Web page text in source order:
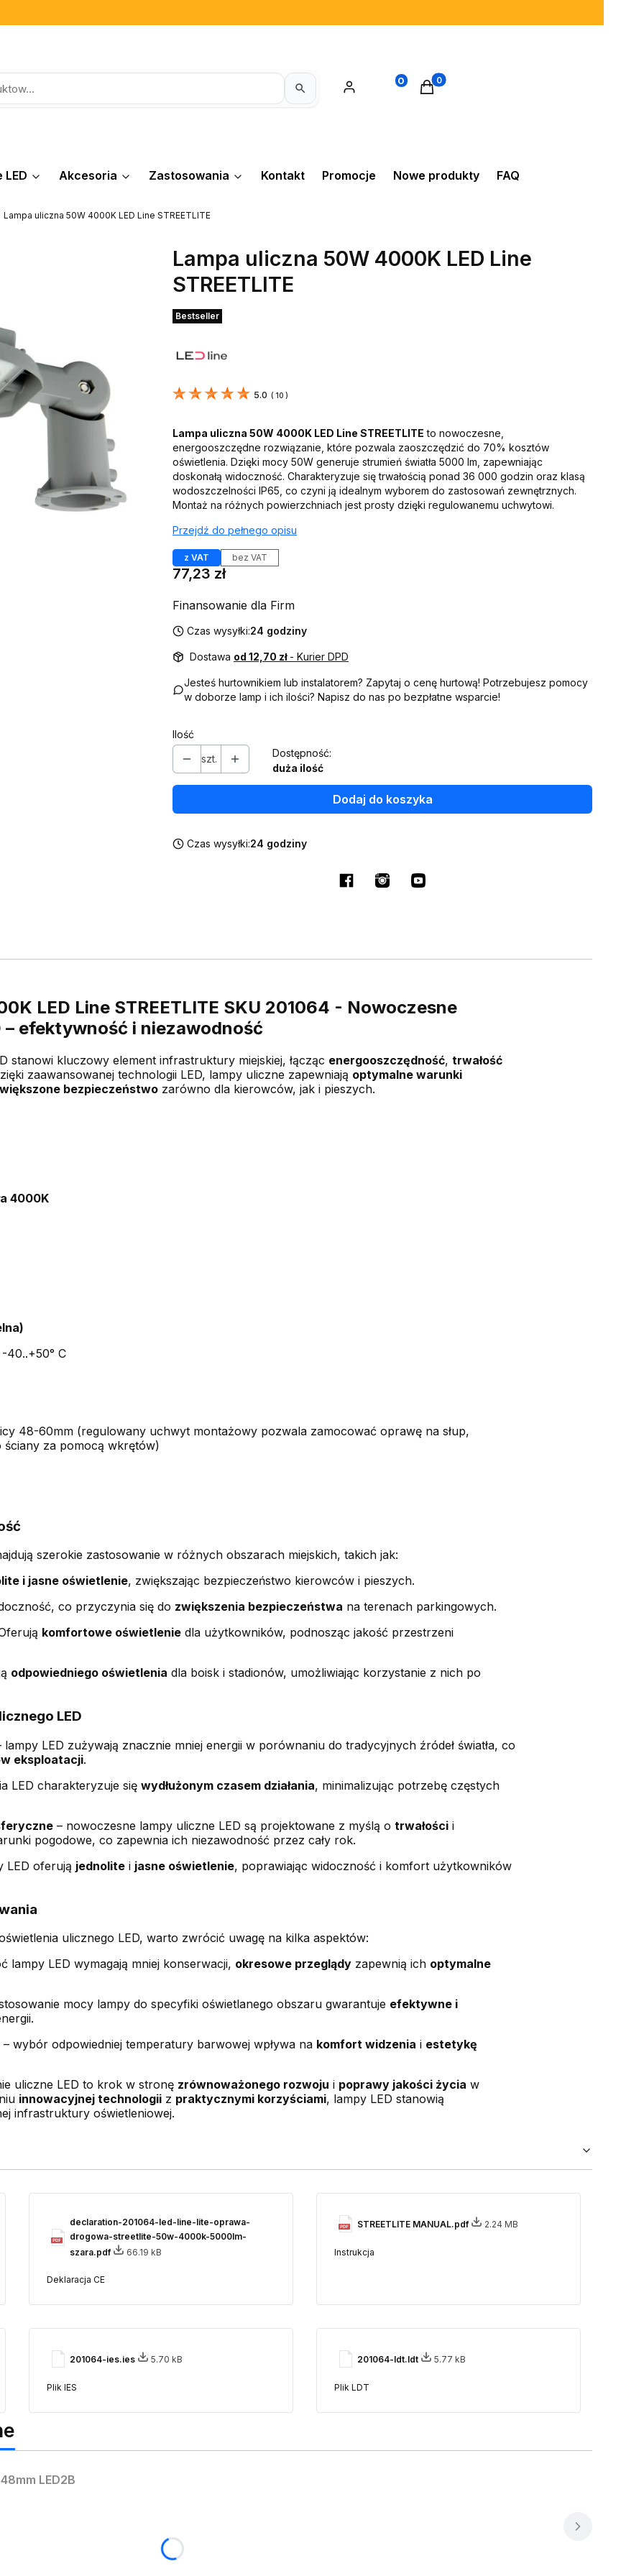
0 Produkty w koszyku: 0. Zobacz
Akcesoria Zastosowania Kontakt Promocje Nowe produkty FAQ
Lampa uliczna 50W 4000K LED Line STREETLITE
Lampa uliczna 50W 4000K LED Line
STREETLITE
Etykiety
Bestseller
5.0 ( 10 )
Lampa uliczna 50W 4000K LED Line STREETLITE to nowoczesne,
energooszczędne rozwiązanie, które pozwala zaoszczędzić do 70% kosztów
oświetlenia. Dzięki mocy 50W generuje strumień światła 5000 lm, zapewniając
doskonałą widoczność. Charakteryzuje się trwałością ponad 36 000 godzin oraz klasą
wodoszczelności IP65, co czyni ją idealnym wyborem do zastosowań zewnętrznych.
Montaż na różnych powierzchniach jest prosty dzięki regulowanemu uchwytowi.
Przejdź do pełnego opisu
z VAT bez VAT
Cena
77,23 zł
Finansowanie dla Firm
Czas wysyłki:24 godziny
Dostawa od 12,70 zł - Kurier DPD
Jesteś hurtownikiem lub instalatorem? Zapytaj o cenę hurtową! Potrzebujesz pomocy
w doborze lamp i ich ilości? Napisz do nas po bezpłatne wsparcie!
Ilość
szt.
Dostępność:
duża ilość
Dodaj do koszyka
Czas wysyłki:24 godziny
LED Line STREETLITE SKU 201064 - Nowoczesne
efektywność i niezawodność
stanowi kluczowy element infrastruktury miejskiej, łącząc energooszczędność, trwałość
zaawansowanej technologii LED, lampy uliczne zapewniają optymalne warunki
bezpieczeństwozarówno dla kierowców, jak i pieszych.
4000K
40..+50° C
48-60mm (regulowany uchwyt montażowy pozwala zamocować oprawę na słup,
za pomocą wkrętów)
szerokie zastosowanie w różnych obszarach miejskich, takich jak:
i jasne oświetlenie, zwiększając bezpieczeństwo kierowców i pieszych.
co przyczynia się do zwiększenia bezpieczeństwa na terenach parkingowych.
komfortowe oświetleniedla użytkowników, podnosząc jakość przestrzeni
odpowiedniego oświetlenia dla boisk i stadionów, umożliwiając korzystanie z nich po
LED
LED zużywają znacznie mniej energii w porównaniu do tradycyjnych źródeł światła, co
eksploatacji.
LED charakteryzuje się wydłużonym czasem działania, minimalizując potrzebę częstych
– nowoczesne lampy uliczne LED są projektowane z myślą o trwałościi
pogodowe, co zapewnia ich niezawodność przez cały rok.
LED oferują jednolitei jasne oświetlenie, poprawiając widoczność i komfort użytkowników
ulicznego LED, warto zwrócić uwagę na kilka aspektów:
lampy LED wymagają mniej konserwacji, okresowe przeglądyzapewnią ich optymalne
mocy lampy do specyfiki oświetlanego obszaru gwarantuje efektywne i
– wybór odpowiedniej temperatury barwowej wpływa na komfort widzenia i estetykę
uliczne LED to krok w stronę zrównoważonego rozwoju i poprawy jakości życia w
innowacyjnej technologiiz praktycznymi korzyściami, lampy LED stanowią
infrastruktury oświetleniowej.
declaration-201064-led-line-lite-oprawa-
drogowa-streetlite-50w-4000k-5000lm-
szara.pdf
66.19 kB
Deklaracja CE
STREETLITE MANUAL.pdf 2.24 MB
Instrukcja
201064-ies.ies 5.70 kB
Plik IES
201064-ldt.ldt 5.77 kB
Plik LDT
LED2B